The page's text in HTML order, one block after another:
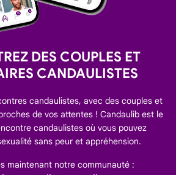
DES COUPLES ET
CANDAULISTES
candaulistes, avec des couples et
de vos attentes ! Candaulib est le
candaulistes où vous pouvez
sans peur et appréhension.
maintenant notre communauté :